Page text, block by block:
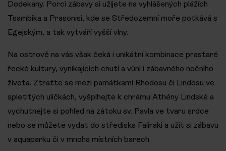
Dodekany. Porci zábavy si užijete na vyhlášených plážích
Tsambika a Prasonisi, kde se Středozemní moře potkává s
Egejským, a tak vytváří vyšší vlny.
Na ostrově na vás však čeká i unikátní kombinace prastaré
řecké kultury, vynikajících chutí a vůní i zábavného nočního
života. Ztraťte se mezi památkami Rhodosu či Lindosu ve
spletitých uličkách, vyšplhejte k chrámu Athény Lindské a
vychutnejte si pohled na zátoku sv. Pavla ve tvaru srdce
nebo se můžete vydat do střediska Faliraki a užít si zábavu
v aquaparku či v mnoha místních barech.